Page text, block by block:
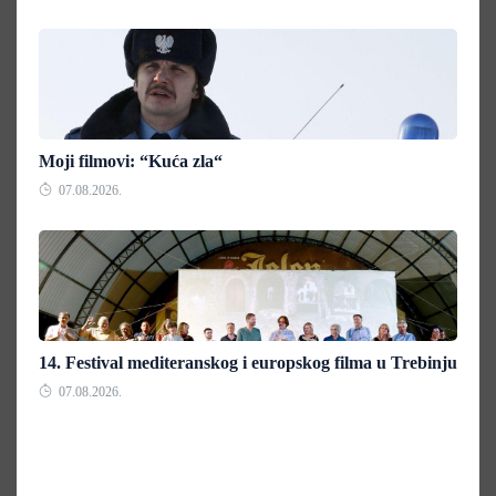
Moji filmovi: “Kuća zla“
07.08.2026.
14. Festival mediteranskog i europskog filma u Trebinju
07.08.2026.